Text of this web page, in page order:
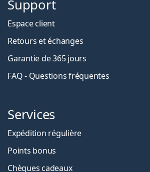
Support
Espace client
Retours et échanges
Garantie de 365 jours
FAQ - Questions fréquentes
Services
Expédition régulière
Points bonus
Chèques cadeaux